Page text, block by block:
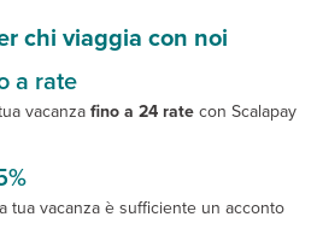
chi viaggia con noi
a rate
vacanzafino a 24 ratecon Scalapay
tua vacanza è sufficiente un acconto